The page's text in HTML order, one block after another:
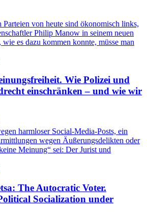
Parteien von heute sind ökonomisch links,
Philip Manow in seinem neuen
es dazu kommen konnte, müsse man
Wie Polizei und
einschränken – und wie wir
harmloser Social-Media-Posts, ein
wegen Äußerungsdelikten oder
Meinung“ sei: Der Jurist und
The Autocratic Voter.
Socialization under